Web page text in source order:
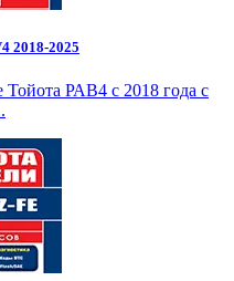
2018-2025
РАВ4 с 2018 года с